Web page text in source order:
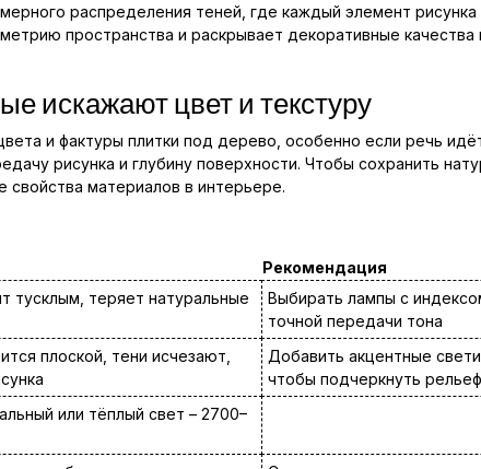
распределения теней, где каждый элемент
пространства и раскрывает декоративные качества
искажают цвет и текстуру
и фактуры плитки под дерево, особенно если речь
рисунка и глубину поверхности. Чтобы сохранить
материалов в интерьере.
Рекомендация
тусклым, теряет натуральные
Выбирать лампы с
точной передачи тона
плоской, тени исчезают,
Добавить акцентные
чтобы подчеркнуть рельеф
или тёплый свет – 2700–